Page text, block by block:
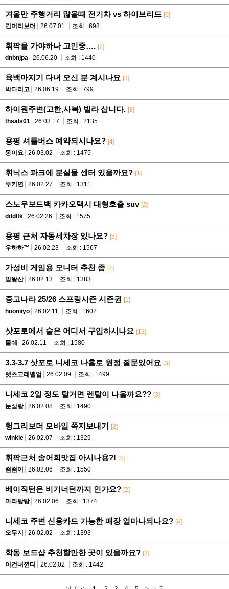
겨울만 주행거리 많을때 전기차 vs 하이브리드 [6]
긴머리보더
26.07.01 조회 : 698
휘팍을 가야하나 고민중…. [7]
dnbnjpa
26.06.20 조회 : 1440
육백마지기 다녀 오신 분 계시나요 [3]
박다리고
26.06.19 조회 : 799
하이원주변(고한,사북) 빌라 삽니다. [8]
thsals01
26.03.17 조회 : 2135
용평 셔틀버스 예약되시나요? [4]
동이요
26.03.02 조회 : 1475
휘닉스 파크에 분실물 센터 있을까요? [1]
루키연
26.02.27 조회 : 1311
스노우보드백 카카오택시 대형호출 suv [2]
dddlfk
26.02.26 조회 : 1575
용평 근처 자동세차장 있나요? [5]
우하하™
26.02.23 조회 : 1567
가성비 게임용 모니터 추천 좀 [4]
발왕산
26.02.13 조회 : 1383
중고나라 25/26 스프링시즌 시즌권 [1]
hooniiyo
26.02.11 조회 : 1602
삿포로에서 술은 어디서 구입하시나요 [12]
물쉐
26.02.11 조회 : 1580
3.3-3.7 삿포로 니세코 나홀로 원정 질문있어요 [3]
렛츠고레벨업
26.02.09 조회 : 1499
니세코 2일 정도 탈거면 렌탈이 나을까요?? [3]
눈살랑
26.02.08 조회 : 1490
헝그리보더 모바일 쪽지보내기 [2]
winkle
26.02.07 조회 : 1329
휘팍근처 송어회맛집 아시나용?! [4]
씜씜이
26.02.06 조회 : 1550
베이직턴은 비기너턴까지 인가요? [2]
마라탕탕
26.02.06 조회 : 1374
니세코 주변 신용카드 가능한 매장 얼마나되나요? [4]
오무지
26.02.02 조회 : 1393
학동 보드샵 추천할만한 곳이 있을까요? [3]
이건내껀디
26.02.02 조회 : 1442